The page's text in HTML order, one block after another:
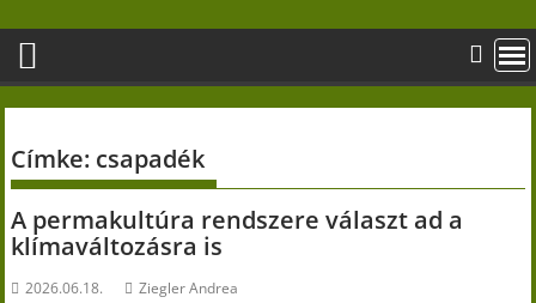
content
Címke: csapadék
A permakultúra rendszere választ ad a
klímaváltozásra is
2026.06.18. Ziegler Andrea